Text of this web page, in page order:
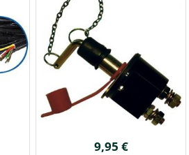
9,95 €